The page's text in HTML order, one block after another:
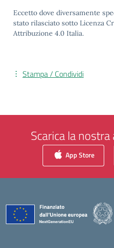
Eccetto dove diversamente
stato rilasciato sotto Licenza
Attribuzione 4.0 Italia.
Stampa / Condividi
Scarica la
App Store